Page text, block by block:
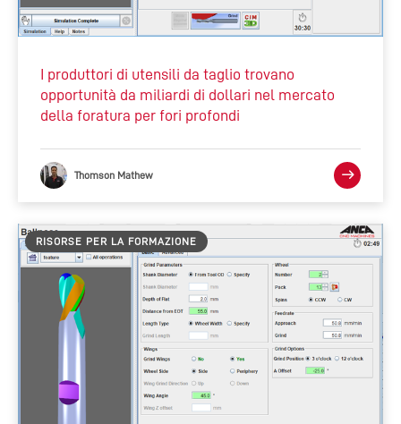
I produttori di utensili da taglio trovano
opportunità da miliardi di dollari nel mercato
della foratura per fori profondi
Thomson Mathew
RISORSE PER LA FORMAZIONE